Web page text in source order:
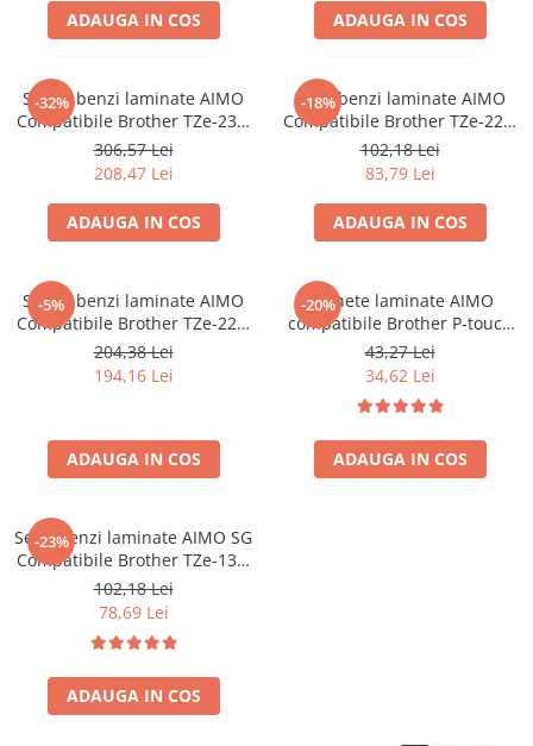
ADAUGA IN COS ADAUGA IN COS
-32%
Set 15 benzi laminate AIMO
Compatibile Brother TZe-231,
12 mm text negru pe alb,
pentru identificare rafturi,
inventariere și organizare
profesională
306,57 Lei
208,47 Lei
ADAUGA IN COS
-18%
Set 5 benzi laminate AIMO
Compatibile Brother TZe-221,
9 mm text negru pe alb,
pentru organizare birou,
etichetare dosare și arhivare
102,18 Lei
83,79 Lei
ADAUGA IN COS
-5%
Set 10 benzi laminate AIMO
Compatibile Brother TZe-221,
9 mm text negru pe alb,
pentru organizare birou,
etichetare dosare și arhivare
204,38 Lei
194,16 Lei
ADAUGA IN COS
-20%
Etichete laminate AIMO
compatibile Brother P-touch
TZe-131, 12 mm × 8 m, negru
pe transparent, pentru
imprimante AIMO P3200,
AIMO D420BT și Brother P-
touch, cod AIMO 3B11
43,27 Lei
34,62 Lei
ADAUGA IN COS
-23%
Set 5 benzi laminate AIMO SG
Compatibile Brother TZe-131,
12 mm text negru pe
transparent, pentru
etichetare profesională,
identificare echipamente și
documente
102,18 Lei
78,69 Lei
ADAUGA IN COS